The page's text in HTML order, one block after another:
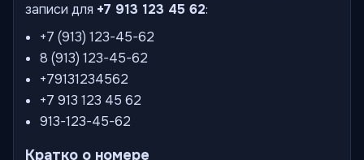
записи для +7 913 123 45 62:
+7 (913) 123-45-62
8 (913) 123-45-62
+79131234562
+7 913 123 45 62
913-123-45-62
Кратко о номере